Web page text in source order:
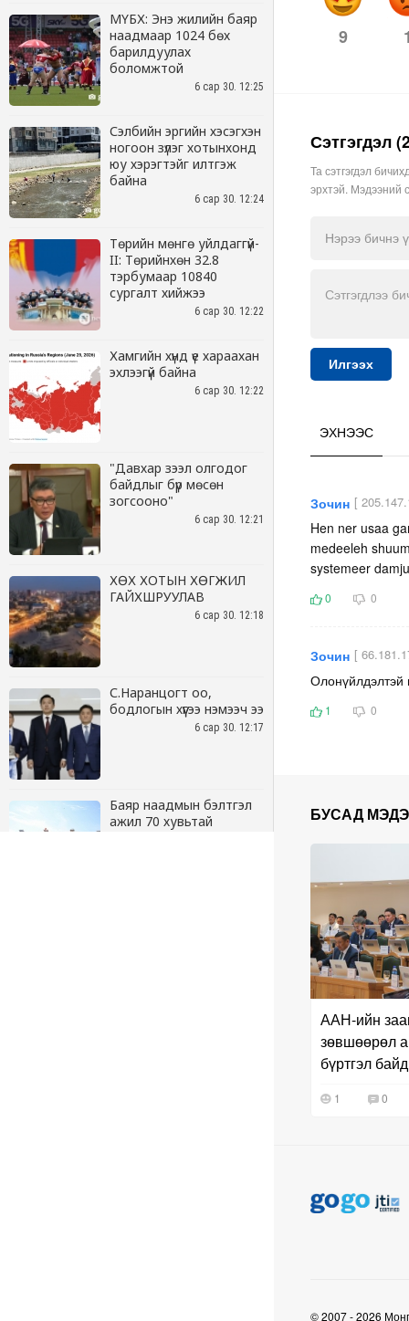
МҮБХ: Энэ жилийн баяр
наадмаар 1024 бөх
барилдуулах
боломжтой
6 сар 30. 12:25
Сэлбийн эргийн хэсэгхэн
ногоон зүлэг хотынхонд
юу хэрэгтэйг илтгэж
байна
6 сар 30. 12:24
Төрийн мөнгө уйлдаггүй-
II: Төрийнхөн 32.8
тэрбумаар 10840
сургалт хийжээ
6 сар 30. 12:22
Хамгийн хүнд үе хараахан
эхлээгүй байна
6 сар 30. 12:22
"Давхар зээл олгодог
байдлыг бүр мөсөн
зогсооно"
6 сар 30. 12:21
ХӨХ ХОТЫН ХӨГЖИЛ
ГАЙХШРУУЛАВ
6 сар 30. 12:18
С.Наранцогт оо,
бодлогын хүүгээ нэмээч ээ
6 сар 30. 12:17
Баяр наадмын бэлтгэл
ажил 70 хувьтай